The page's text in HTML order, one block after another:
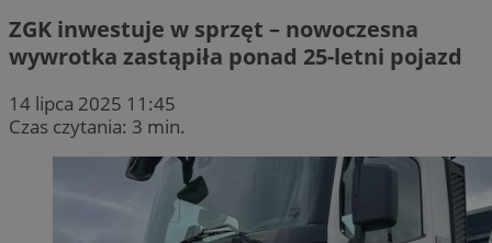
ZGK inwestuje w sprzęt – nowoczesna
wywrotka zastąpiła ponad 25-letni pojazd
14 lipca 2025 11:45
Czas czytania: 3 min.